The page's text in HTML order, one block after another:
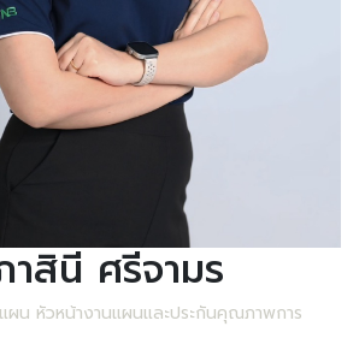
สินี ศรีจามร
แผน หัวหน้างานแผนและประกันคุณภาพการ